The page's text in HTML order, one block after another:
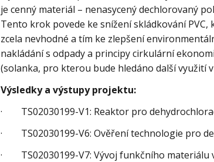
je cenný materiál – nenasycený dechlorovaný
Tento krok povede ke snížení skládkování
zcela nevhodné a tím ke zlepšení
nakládání s odpady a principy cirkulární
(solanka, pro kterou bude hledáno další využití
Výsledky a výstupy projektu:
· TS02030199-V1: Reaktor pro
· TS02030199-V6: Ověření technologie pro
· TS02030199-V7: Vývoj funkčního materiálu